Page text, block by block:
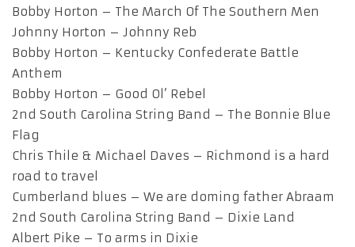
Bobby Horton – The March Of The Southern Men
Johnny Horton – Johnny Reb
Bobby Horton – Kentucky Confederate Battle
Anthem
Bobby Horton – Good Ol’ Rebel
2nd South Carolina String Band – The Bonnie Blue
Flag
Chris Thile & Michael Daves – Richmond is a hard
road to travel
Cumberland blues – We are doming father Abraam
2nd South Carolina String Band – Dixie Land
Albert Pike – To arms in Dixie